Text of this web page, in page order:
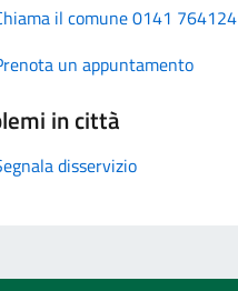
il comune 0141 764124
un appuntamento
in città
disservizio